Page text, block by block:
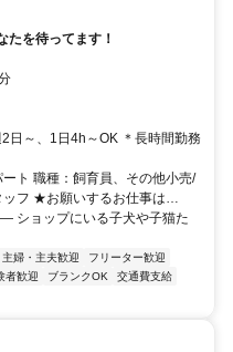
たを待ってます！
日～、1日4h～OK ＊長時間勤務
ト 職種：飼育員、その他小売/
ッフ ★お願いするお仕事は…
プにいる子犬や子猫た
主婦・主夫歓迎
フリーター歓迎
者歓迎 ブランクOK
交通費支給